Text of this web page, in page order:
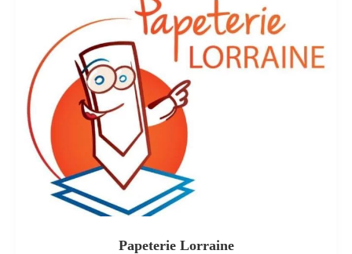
Papeterie Lorraine